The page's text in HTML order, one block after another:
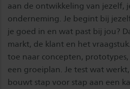
aan de ontwikkeling van jezelf,
onderneming. Je begint bij
je goed in en wat past bij jou?
markt, de klant en het
toe naar concepten, prototypes,
een groeiplan. Je test wat
bouwt stap voor stap aan een